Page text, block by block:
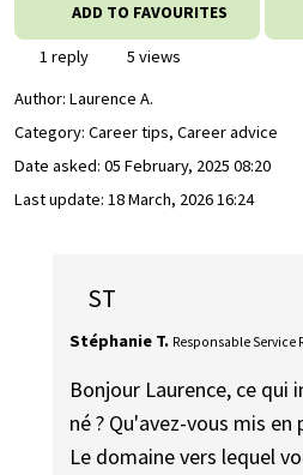
ADD TO FAVOURITES
1 reply
5 views
Author: Laurence A.
Category: Career tips, Career advice
Date asked: 05 February, 2025 08:20
Last update: 18 March, 2026 16:24
ST
Stéphanie T. Responsable Service
Bonjour Laurence, ce
né ? Qu'avez-vous mis
Le domaine vers lequel